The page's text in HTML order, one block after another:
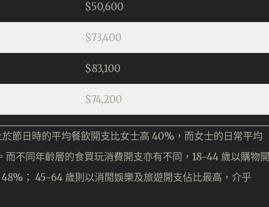
$50,600
$73,400
$83,100
$74,200
節日時的平均餐飲開支比女士高 40%，而女士的日常平均
而不同年齡層的食買玩消費開支亦有不同，18-44 歲以購物開
； 45-64 歲則以消閒娛樂及旅遊開支佔比最高，介乎